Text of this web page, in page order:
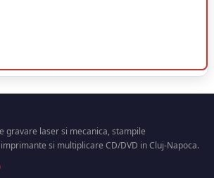
gravare laser si mecanica, stampile
si multiplicare CD/DVD in Cluj-Napoca.